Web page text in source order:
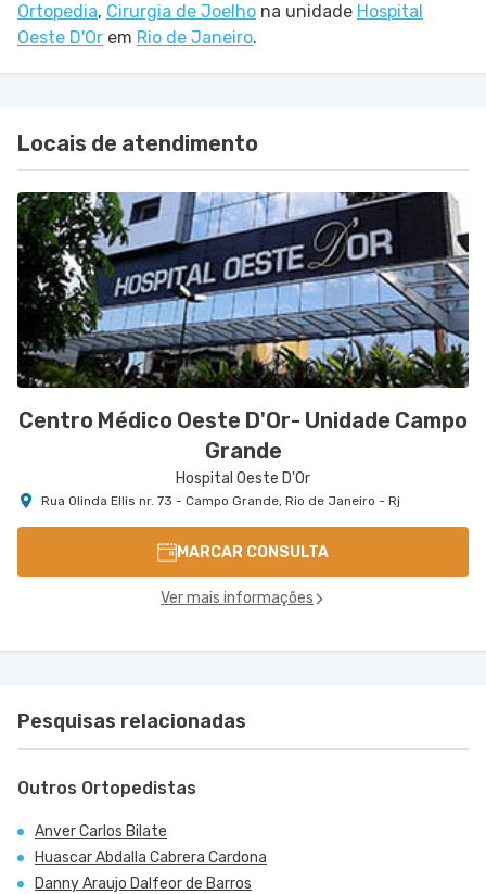
Ortopedia, Cirurgia de Joelho na unidade Hospital
Oeste D'Or em Rio de Janeiro.
Locais de atendimento
Centro Médico Oeste D'Or- Unidade Campo
Grande
Hospital Oeste D'Or
Rua Olinda Ellis nr. 73 - Campo Grande, Rio de Janeiro - Rj
MARCAR CONSULTA
Ver mais informações
Pesquisas relacionadas
Outros Ortopedistas
Anver Carlos Bilate
Huascar Abdalla Cabrera Cardona
Danny Araujo Dalfeor de Barros